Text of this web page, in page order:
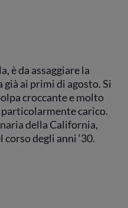
è da assaggiare la
ai primi di agosto. Si
croccante e molto
carico.
della California,
degli anni ‘30.